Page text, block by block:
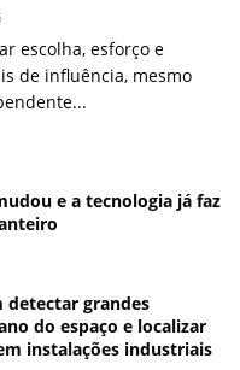
escolha, esforço e
de influência, mesmo
e a tecnologia já faz
detectar grandes
do espaço e localizar
instalações industriais